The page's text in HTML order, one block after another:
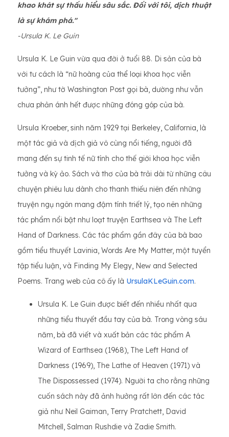
khao khát sự thấu hiểu sâu sắc. Đối với tôi, dịch thuật
là sự khám phá."
-Ursula K. Le Guin
Ursula K. Le Guin vừa qua đời ở tuổi 88. Di sản của bà
với tư cách là “nữ hoàng của thể loại khoa học viễn
tưởng”, như tờ Washington Post gọi bà, dường như vẫn
chưa phản ánh hết được những đóng góp của bà.
Ursula Kroeber, sinh năm 1929 tại Berkeley, California, là
một tác giả và dịch giả vô cùng nổi tiếng, người đã
mang đến sự tinh tế nữ tính cho thế giới khoa học viễn
tưởng và kỳ ảo. Sách và thơ của bà trải dài từ những câu
chuyện phiêu lưu dành cho thanh thiếu niên đến những
truyện ngụ ngôn mang đậm tính triết lý, tạo nên những
tác phẩm nổi bật như loạt truyện Earthsea và The Left
Hand of Darkness. Các tác phẩm gần đây của bà bao
gồm tiểu thuyết Lavinia, Words Are My Matter, một tuyển
tập tiểu luận, và Finding My Elegy, New and Selected
Poems. Trang web của cô ấy là UrsulaKLeGuin.com.
Ursula K. Le Guin được biết đến nhiều nhất qua
những tiểu thuyết đầu tay của bà. Trong vòng sáu
năm, bà đã viết và xuất bản các tác phẩm A
Wizard of Earthsea (1968), The Left Hand of
Darkness (1969), The Lathe of Heaven (1971) và
The Dispossessed (1974). Người ta cho rằng những
cuốn sách này đã ảnh hưởng rất lớn đến các tác
giả như Neil Gaiman, Terry Pratchett, David
Mitchell, Salman Rushdie và Zadie Smith.